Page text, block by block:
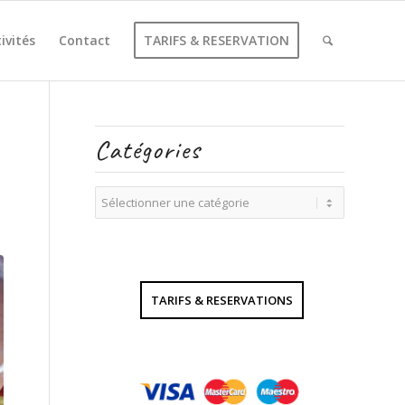
Contact TARIFS & RESERVATION
Catégories
Catégories
TARIFS & RESERVATIONS